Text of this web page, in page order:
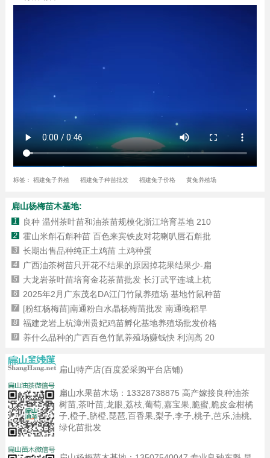
标签： 福建兔子养殖 福建兔子种苗批发 福建兔子价格 黄兔养殖场
扁山杨梅苗木基地:
1 良种 温州茶叶苗和油茶苗规模化浙江培育基地 210
2 霍山米斛石斛种苗 百色来宾铁皮对花喇叭唇石斛批
3 长期出售品种纯正土鸡苗 土鸡种蛋
4 广西油茶树苗只开花不结果的原因掉花果结果少-扁
5 大龙岩茶叶苗培育金花茶苗批发 长汀武平连城上杭
6 2025年2月广东茂名DA江门竹鼠养殖场 基地竹鼠种苗
7 [粉红杨梅苗]南通粉白水晶杨梅苗批发 南通晚稻早
8 福建龙岩上杭漳州贵妃鸡苗孵化基地养殖场批发价格
9 养什么品种的广西百色竹鼠养殖场赚钱快 利润高 20
扁山特产店(百度爱采购平台店铺)
扁山水果苗木场： 13328738875 高产嫁接良种油茶
树苗,茶叶苗,龙眼,荔枝,葡萄,嘉宝果,脆蜜,脆皮金柑橘
子,橙子,脐橙,琵琶,百香果,梨子,李子,桃子,芭乐,油桃,
绿化苗批发